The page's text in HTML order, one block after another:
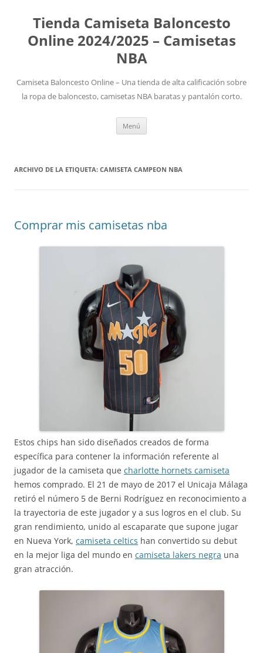
Tienda Camiseta Baloncesto
Online 2024/2025 – Camisetas
NBA
Camiseta Baloncesto Online – Una tienda de alta calificación sobre
la ropa de baloncesto, camisetas NBA baratas y pantalón corto.
Menú
ARCHIVO DE LA ETIQUETA: CAMISETA CAMPEON NBA
Comprar mis camisetas nba
Estos chips han sido diseñados creados de forma
específica para contener la información referente al
jugador de la camiseta que charlotte hornets camiseta
hemos comprado. El 21 de mayo de 2017 el Unicaja Málaga
retiró el número 5 de Berni Rodríguez en reconocimiento a
la trayectoria de este jugador y a sus logros en el club. Su
gran rendimiento, unido al escaparate que supone jugar
en Nueva York, camiseta celtics han convertido su debut
en la mejor liga del mundo en camiseta lakers negra una
gran atracción.